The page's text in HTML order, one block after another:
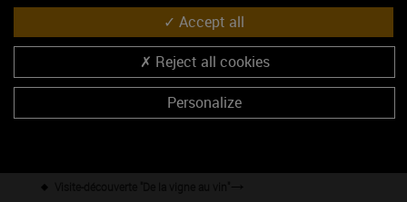
46.5618160, 4.9119529
S'y rendre
Les événements du mois
Accept all
Reject all cookies
Personalize